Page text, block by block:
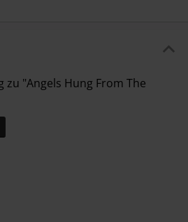
zu "Angels Hung From The